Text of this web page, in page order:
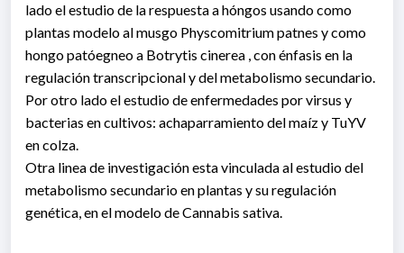
lado el estudio de la respuesta a hóngos usando como
plantas modelo al musgo Physcomitrium patnes y como
hongo patóegneo a Botrytis cinerea , con énfasis en la
regulación transcripcional y del metabolismo secundario.
Por otro lado el estudio de enfermedades por virsus y
bacterias en cultivos: achaparramiento del maíz y TuYV
en colza.
Otra linea de investigación esta vinculada al estudio del
metabolismo secundario en plantas y su regulación
genética, en el modelo de Cannabis sativa.